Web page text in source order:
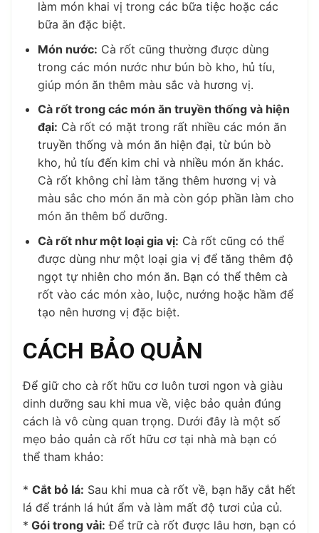
làm món khai vị trong các bữa tiệc hoặc các
bữa ăn đặc biệt.
Món nước: Cà rốt cũng thường được dùng
trong các món nước như bún bò kho, hủ tíu,
giúp món ăn thêm màu sắc và hương vị.
Cà rốt trong các món ăn truyền thống và hiện
đại: Cà rốt có mặt trong rất nhiều các món ăn
truyền thống và món ăn hiện đại, từ bún bò
kho, hủ tíu đến kim chi và nhiều món ăn khác.
Cà rốt không chỉ làm tăng thêm hương vị và
màu sắc cho món ăn mà còn góp phần làm cho
món ăn thêm bổ dưỡng.
Cà rốt như một loại gia vị: Cà rốt cũng có thể
được dùng như một loại gia vị để tăng thêm độ
ngọt tự nhiên cho món ăn. Bạn có thể thêm cà
rốt vào các món xào, luộc, nướng hoặc hầm để
tạo nên hương vị đặc biệt.
CÁCH BẢO QUẢN
Để giữ cho cà rốt hữu cơ luôn tươi ngon và giàu
dinh dưỡng sau khi mua về, việc bảo quản đúng
cách là vô cùng quan trọng. Dưới đây là một số
mẹo bảo quản cà rốt hữu cơ tại nhà mà bạn có
thể tham khảo:
* Cắt bỏ lá: Sau khi mua cà rốt về, bạn hãy cắt hết
lá để tránh lá hút ẩm và làm mất độ tươi của củ.
* Gói trong vải: Để trữ cà rốt được lâu hơn, bạn có